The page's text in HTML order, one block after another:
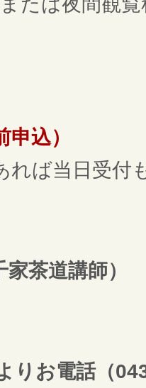
申込）
れば当日受付
茶道講師）
りお電話（